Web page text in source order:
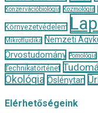
Konzervációbiológia Kozmológia
Környezetvédelem
Mikrofluidika
Nemzeti
Orvostudomány Pomológia
Technikatörténet
Ökológia Őslénytan
Elérhetőségeink